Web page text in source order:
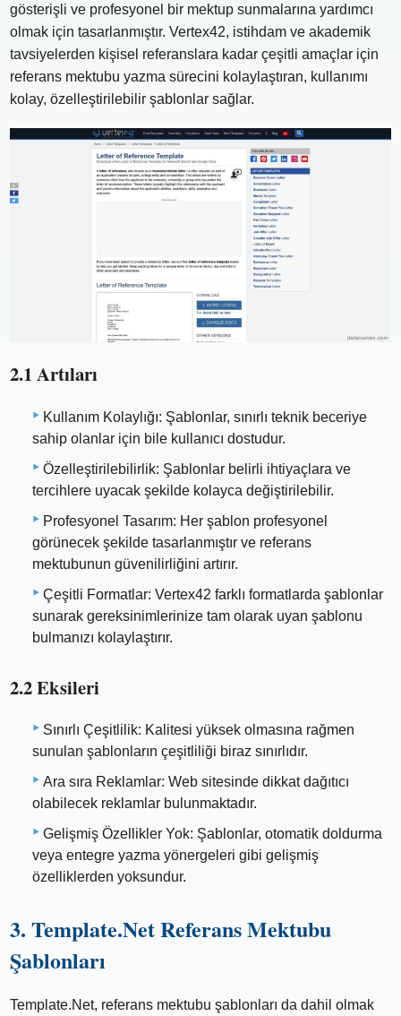
gösterişli ve profesyonel bir mektup sunmalarına yardımcı
olmak için tasarlanmıştır. Vertex42, istihdam ve akademik
tavsiyelerden kişisel referanslara kadar çeşitli amaçlar için
referans mektubu yazma sürecini kolaylaştıran, kullanımı
kolay, özelleştirilebilir şablonlar sağlar.
2.1 Artıları
Kullanım Kolaylığı: Şablonlar, sınırlı teknik beceriye
sahip olanlar için bile kullanıcı dostudur.
Özelleştirilebilirlik: Şablonlar belirli ihtiyaçlara ve
tercihlere uyacak şekilde kolayca değiştirilebilir.
Profesyonel Tasarım: Her şablon profesyonel
görünecek şekilde tasarlanmıştır ve referans
mektubunun güvenilirliğini artırır.
Çeşitli Formatlar: Vertex42 farklı formatlarda şablonlar
sunarak gereksinimlerinize tam olarak uyan şablonu
bulmanızı kolaylaştırır.
2.2 Eksileri
Sınırlı Çeşitlilik: Kalitesi yüksek olmasına rağmen
sunulan şablonların çeşitliliği biraz sınırlıdır.
Ara sıra Reklamlar: Web sitesinde dikkat dağıtıcı
olabilecek reklamlar bulunmaktadır.
Gelişmiş Özellikler Yok: Şablonlar, otomatik doldurma
veya entegre yazma yönergeleri gibi gelişmiş
özelliklerden yoksundur.
3. Template.Net Referans Mektubu
Şablonları
Template.Net, referans mektubu şablonları da dahil olmak